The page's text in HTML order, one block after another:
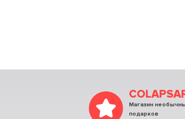
Магазин
подарков